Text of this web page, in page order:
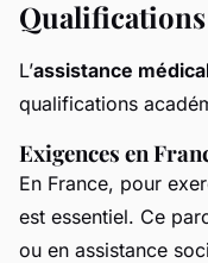
L’assistance
qualifications
Exigences en
En France, pour
est essentiel. Ce
ou en assistance